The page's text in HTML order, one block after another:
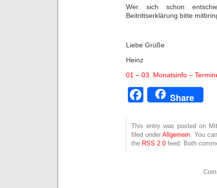
Wer sich schon
Beitrittserklärung bitte
Liebe Grüße
Heinz
01 – 03. Monatsinfo –
Facebook
Share
This entry was posted on
filed underAllgemein . You
the RSS 2.0 feed. Both